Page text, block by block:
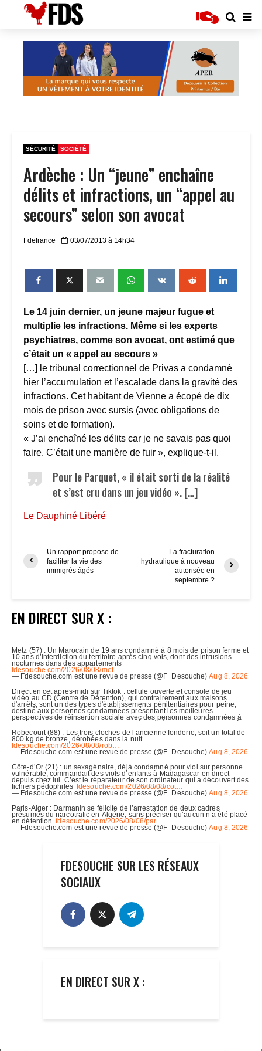
SÉCURITÉ SOCIÉTÉ
Ardèche : Un “jeune” enchaîne
délits et infractions, un “appel au
secours” selon son avocat
Fdefrance 03/07/2013 à 14h34
Le 14 juin dernier, un jeune majeur fugue et
multiplie les infractions. Même si les experts
psychiatres, comme son avocat, ont estimé que
c’était un « appel au secours »
[…] le tribunal correctionnel de Privas a condamné
hier l’accumulation et l’escalade dans la gravité des
infractions. Cet habitant de Vienne a écopé de dix
mois de prison avec sursis (avec obligations de
soins et de formation).
« J’ai enchaîné les délits car je ne savais pas quoi
faire. C’était une manière de fuir », explique-t-il.
Pour le Parquet, « il était sorti de la réalité
et s’est cru dans un jeu vidéo ». […]
Le Dauphiné Libéré
Un rapport propose de
faciliter la vie des
immigrés âgés
La fracturation
hydraulique à nouveau
autorisée en
septembre ?
EN DIRECT SUR X :
FDESOUCHE SUR LES RÉSEAUX
SOCIAUX
EN DIRECT SUR X :